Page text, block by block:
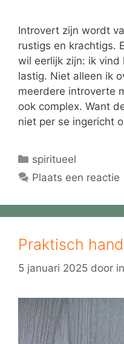
Introvert zijn wordt
rustigs en krachtigs.
wil eerlijk zijn: ik vind
lastig. Niet alleen ik
meerdere introverte
ook complex. Want
niet per se ingericht
Categorieën
spiritueel
Plaats een reactie
Praktisch
5 januari 2025 door